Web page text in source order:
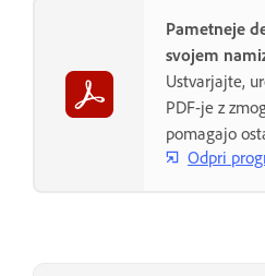
Pametneje
svojem
Ustvarjajte,
PDF-je z
pomagajo
Odpri